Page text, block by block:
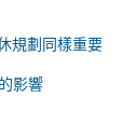
規劃同樣重要
影響